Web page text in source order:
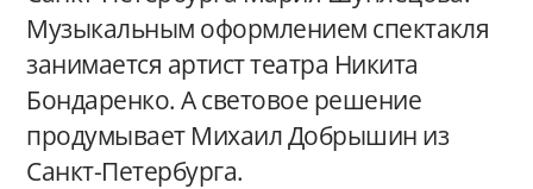
Музыкальным оформлением спектакля
занимается артист театра Никита
Бондаренко. А световое решение
продумывает Михаил Добрышин из
Санкт-Петербурга.